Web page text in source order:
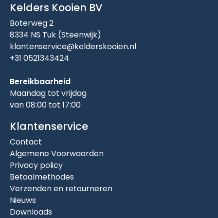
Kelders Kooien BV
Boterweg 2
8334 NS Tuk (Steenwijk)
klantenservice@kelderskooien.nl
+31 0521343424
Bereikbaarheid
Maandag tot vrijdag
van 08:00 tot 17:00
Klantenservice
Contact
Algemene Voorwaarden
Privacy policy
Betaalmethodes
Verzenden en retourneren
Nieuws
Downloads